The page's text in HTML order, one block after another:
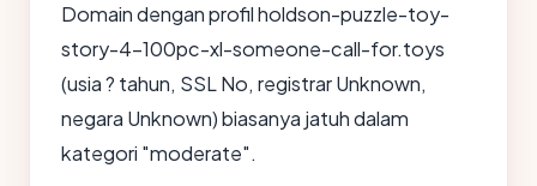
Domain dengan profil holdson-puzzle-toy-
story-4-100pc-xl-someone-call-for.toys
(usia ? tahun, SSL No, registrar Unknown,
negara Unknown) biasanya jatuh dalam
kategori "moderate".